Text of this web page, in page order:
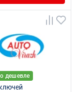
дешевле